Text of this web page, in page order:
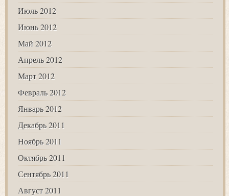
Июль 2012
Июнь 2012
Май 2012
Апрель 2012
Март 2012
Февраль 2012
Январь 2012
Декабрь 2011
Ноябрь 2011
Октябрь 2011
Сентябрь 2011
Август 2011